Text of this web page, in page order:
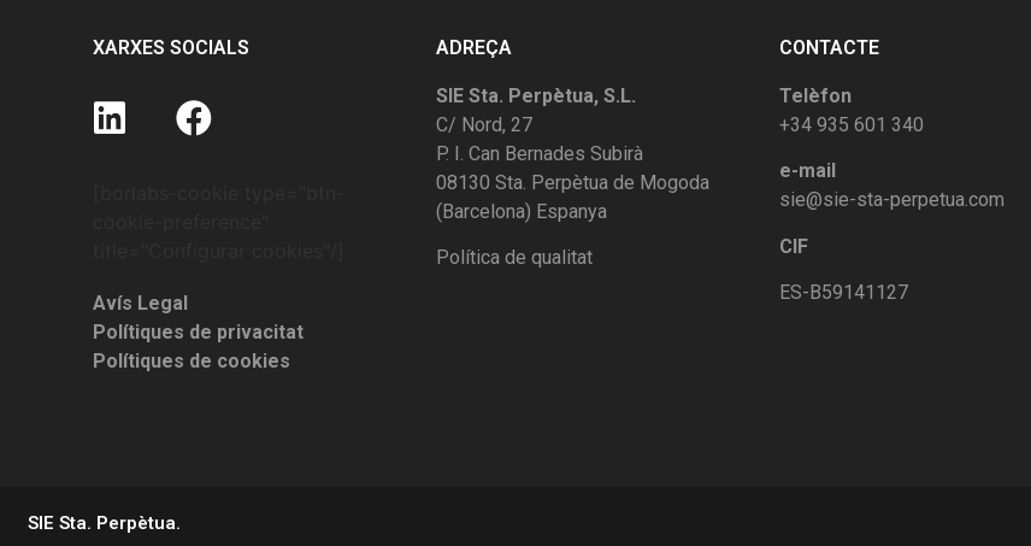
XARXES SOCIALS
Avís Legal
Polítiques de privacitat
Polítiques de cookies
ADREÇA
SIE Sta. Perpètua, S.L.
C/ Nord, 27
P. I. Can Bernades Subirà
08130 Sta. Perpètua de Mogoda
(Barcelona) Espanya
Política de qualitat
CONTACTE
Telèfon
+34 935 601 340
e-mail
sie@sie-sta-perpetua.com
CIF
ES-B59141127
SIE Sta. Perpètua.